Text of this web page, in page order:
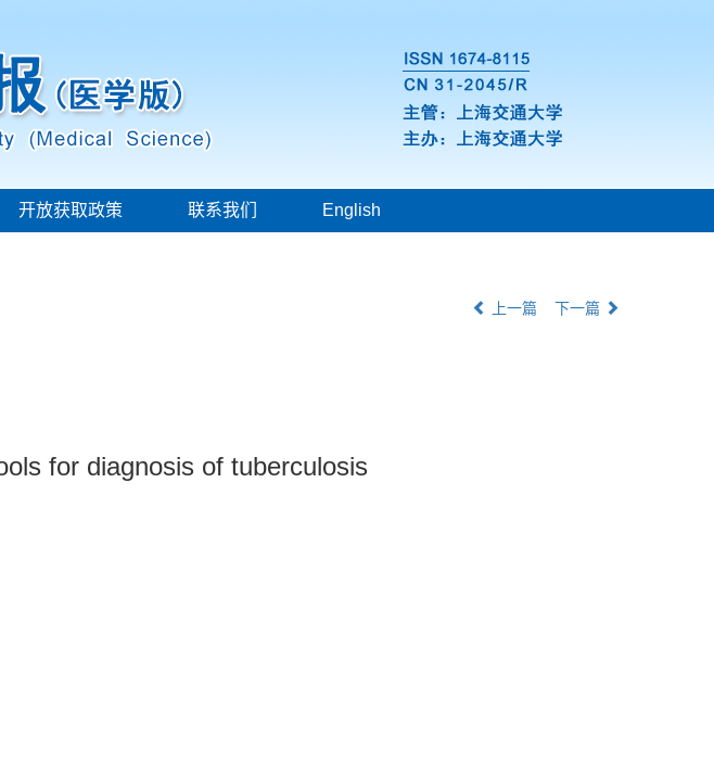
开放获取政策 联系我们 English
上一篇 下一篇
for diagnosis of tuberculosis